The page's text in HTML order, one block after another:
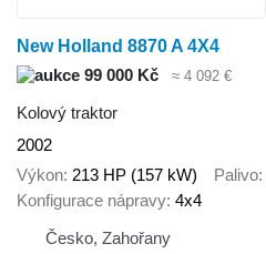
New Holland 8870 A 4X4
99 000 Kč
≈ 4 092 €
Kolový traktor
2002
Výkon 213 HP (157 kW) Palivo
Konfigurace nápravy 4x4
Česko, Zahořany